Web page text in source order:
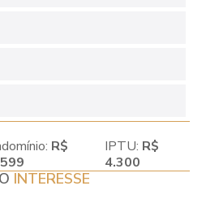
R$
IPTU: R$
4.300
INTERESSE